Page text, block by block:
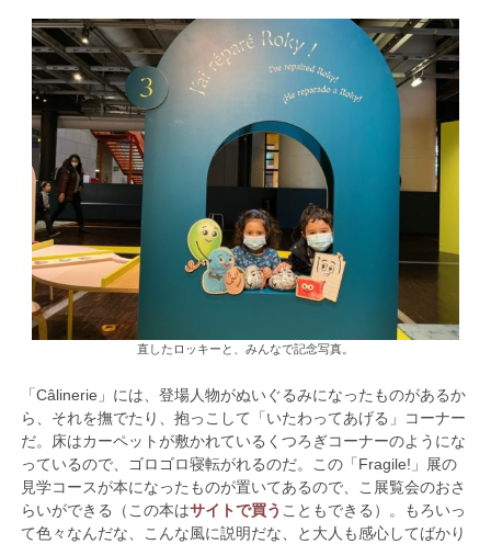
直したロッキーと、みんなで記念写真。
「Câlinerie」には、登場人物がぬいぐるみになったものがあるか
ら、それを撫でたり、抱っこして「いたわってあげる」コーナー
だ。床はカーペットが敷かれているくつろぎコーナーのようにな
っているので、ゴロゴロ寝転がれるのだ。この「Fragile!」展の
見学コースが本になったものが置いてあるので、こ展覧会のおさ
らいができる（この本はサイトで買う こともできる）。もろいっ
て色々なんだな、こんな風に説明だな、と大人も感心してばかり